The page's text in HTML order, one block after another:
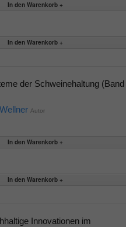
der Schweinehaltung (Band
Autor
Innovationen im